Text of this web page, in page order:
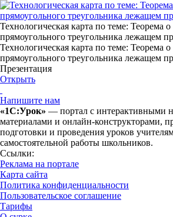
Технологическая карта по теме: Теорема о
прямоугольного треугольника лежащем
Технологическая карта по теме: Теорема о
прямоугольного треугольника лежащем
Презентация
Открыть
Напишите нам
«1С:Урок» — портал с интерактивными
материалами и онлайн-конструкторами,
подготовки и проведения уроков
самостоятельной работы школьников.
Ссылки:
Реклама на портале
Карта сайта
Политика конфиденциальности
Пользовательское соглашение
Тарифы